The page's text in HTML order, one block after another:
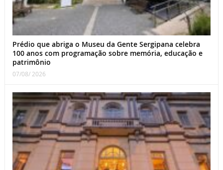
Prédio que abriga o Museu da Gente Sergipana celebra
100 anos com programação sobre memória, educação e
patrimônio
07/08/ 2026